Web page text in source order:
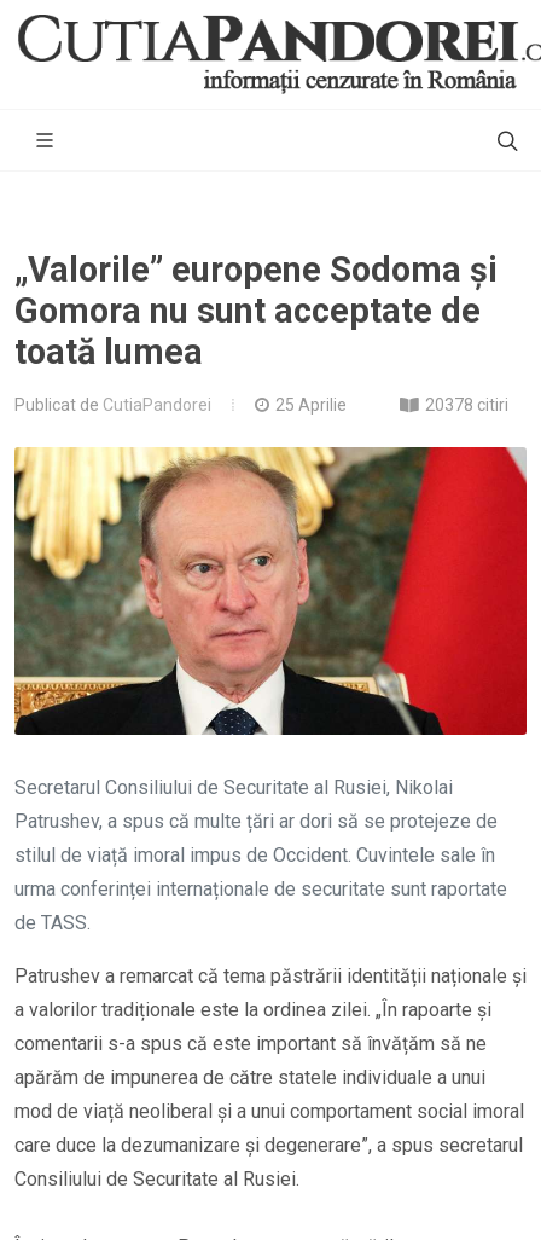
„Valorile” europene Sodoma și
Gomora nu sunt acceptate de
toată lumea
Publicat de CutiaPandorei 25 Aprilie 20378 citiri
Secretarul Consiliului de Securitate al Rusiei, Nikolai
Patrushev, a spus că multe țări ar dori să se protejeze de
stilul de viață imoral impus de Occident. Cuvintele sale în
urma conferinței internaționale de securitate sunt raportate
de TASS.
Patrushev a remarcat că tema păstrării identității naționale și
a valorilor tradiționale este la ordinea zilei. „În rapoarte și
comentarii s-a spus că este important să învățăm să ne
apărăm de impunerea de către statele individuale a unui
mod de viață neoliberal și a unui comportament social imoral
care duce la dezumanizare și degenerare”, a spus secretarul
Consiliului de Securitate al Rusiei.